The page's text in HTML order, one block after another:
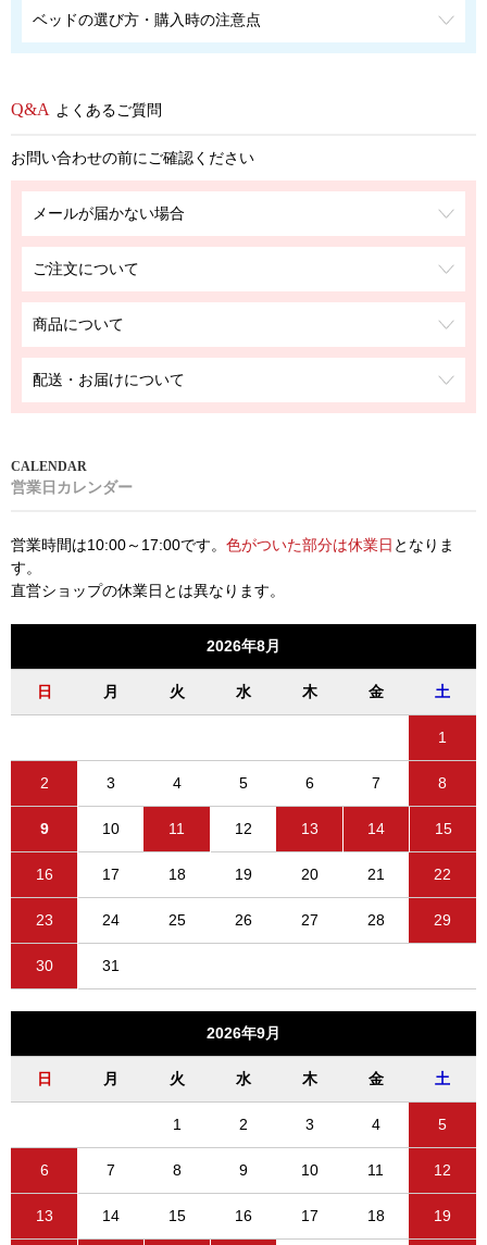
ベッドの選び方・購入時の注意点
よくあるご質問
お問い合わせの前にご確認ください
メールが届かない場合
ご注文について
商品について
配送・お届けについて
営業日カレンダー
営業時間は10:00～17:00です。 色がついた部分は休業日 となりま
す。
直営ショップの休業日とは異なります。
2026年8月
日 月 火 水 木 金 土
1
2 3 4 5 6 7 8
9 10 11 12 13 14 15
16 17 18 19 20 21 22
23 24 25 26 27 28 29
30 31
2026年9月
日 月 火 水 木 金 土
1 2 3 4 5
6 7 8 9 10 11 12
13 14 15 16 17 18 19